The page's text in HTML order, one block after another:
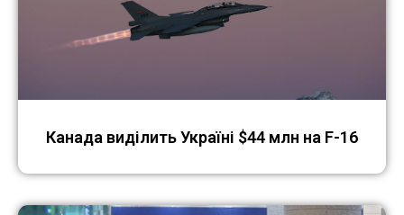
Канада виділить Україні $44 млн на F-16